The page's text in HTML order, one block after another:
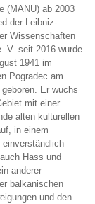
(MANU) ab 2003
der Leibniz-
Wissenschaften
V. seit 2016 wurde
1941 im
Pogradec am
Er wuchs
mit einer
alten kulturellen
in einem
Hass und
anderer
balkanischen
und den